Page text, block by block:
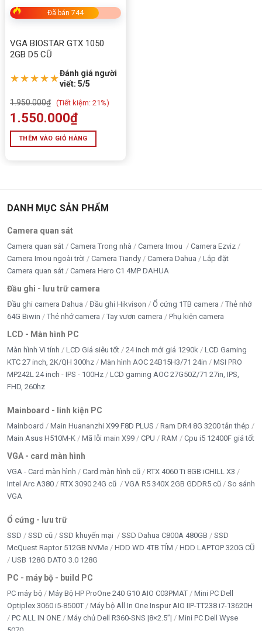
Đã bán 744
VGA BIOSTAR GTX 1050
2GB D5 CŨ
★★★★★Đánh giá người
viết: 5/5
1.950.000₫ (Tiết kiệm: 21%)
1.550.000₫
THÊM VÀO GIỎ HÀNG
DANH MỤC SẢN PHẨM
Camera quan sát
Camera quan sát Camera Trong nhà Camera Imou
Camera Ezviz
Camera Imou ngoài trời
Camera Tiandy Camera Dahua
Lắp đặt
Camera quan sát
Camera Hero C1 4MP DAHUA
Đầu ghi - lưu trữ camera
Đầu ghi camera Dahua Đầu ghi Hikvison Ổ cứng 1TB camera
Thẻ nhớ
64G Biwin
Thẻ nhớ camera Tay vươn camera Phụ kiện camera
LCD - Màn hình PC
Màn hình Vi tính LCD Giá siêu tốt 24 inch mới giá 1290k
LCD Gaming
KTC 27 inch, 2K/QH 300hz
Màn hình AOC 24B15H3/71 24in
MSI PRO
MP242L 24 inch - IPS - 100Hz
LCD gaming AOC 27G50Z/71 27in, IPS,
FHD, 260hz
Mainboard - linh kiện PC
Mainboard Main Huananzhi X99 F8D PLUS
Ram DR4 8G 3200 tản thép
Main Asus H510M-K
Mã lỗi main X99 CPU RAM Cpu i5 12400F giá tốt
VGA - card màn hình
VGA - Card màn hình Card màn hình cũ
RTX 4060 Ti 8GB iCHILL X3
Intel Arc A380
RTX 3090 24G cũ VGA R5 340X 2GB GDDR5 cũ
So sánh
VGA
Ổ cứng - lưu trữ
SSD SSD cũ SSD khuyến mại SSD Dahua C800A 480GB
SSD
McQuest Raptor 512GB NVMe
HDD WD 4TB TÍM
HDD LAPTOP 320G CŨ
USB 128G DATO 3.0 128G
PC - máy bộ - build PC
PC máy bộ Máy Bộ HP ProOne 240 G10 AIO C03PMAT
Mini PC Dell
Optiplex 3060 i5-8500T
Máy bộ All In One Inspur AIO IIP-TT238 i7-13620H
PC ALL IN ONE
Máy chủ Dell R360-SNS |8×2.5”|
Mini PC Dell Wyse